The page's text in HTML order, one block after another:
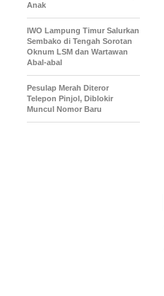
Anak
IWO Lampung Timur Salurkan
Sembako di Tengah Sorotan
Oknum LSM dan Wartawan
Abal-abal
Pesulap Merah Diteror
Telepon Pinjol, Diblokir
Muncul Nomor Baru